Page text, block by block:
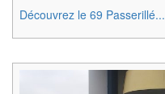
Découvrez le 69 Passerillé...